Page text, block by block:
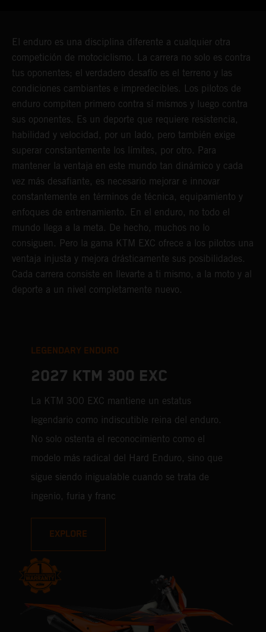
El enduro es una disciplina diferente a cualquier otra
competición de motociclismo. La carrera no solo es contra
tus oponentes; el verdadero desafío es el terreno y las
condiciones cambiantes e impredecibles. Los pilotos de
enduro compiten primero contra sí mismos y luego contra
sus oponentes. Es un deporte que requiere resistencia,
habilidad y velocidad, por un lado, pero también exige
superar constantemente los límites, por otro. Para
mantener la ventaja en este mundo tan dinámico y cada
vez más desafiante, es necesario mejorar e innovar
constantemente en términos de técnica, equipamiento y
enfoques de entrenamiento. En el enduro, no todo el
mundo llega a la meta. De hecho, muchos no lo
consiguen. Pero la gama KTM EXC ofrece a los pilotos una
ventaja injusta y mejora drásticamente sus posibilidades.
Cada carrera consiste en llevarte a ti mismo, a la moto y al
deporte a un nivel completamente nuevo.
LEGENDARY ENDURO
2027 KTM 300 EXC
La KTM 300 EXC mantiene un estatus
legendario como indiscutible reina del enduro.
No solo ostenta el reconocimiento como el
modelo más radical del Hard Enduro, sino que
sigue siendo inigualable cuando se trata de
ingenio, furia y franc
EXPLORE